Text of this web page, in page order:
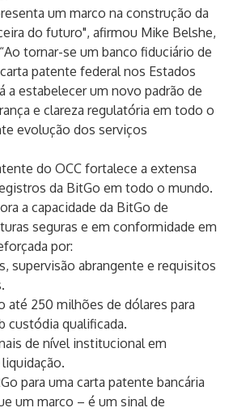
um marco na construção da
do futuro", afirmou Mike Belshe,
tornar-se um banco fiduciário de
patente federal nos Estados
a estabelecer um novo padrão de
e clareza regulatória em todo o
evolução dos serviços
do OCC fortalece a extensa
da BitGo em todo o mundo.
a capacidade da BitGo de
seguras e em conformidade em
por:
supervisão abrangente e requisitos
até 250 milhões de dólares para
custódia qualificada.
de nível institucional em
para uma carta patente bancária
um marco – é um sinal de